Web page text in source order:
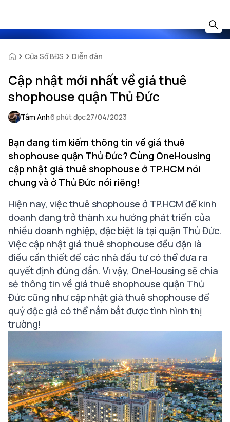
Cửa Sổ BĐS Diễn đàn
Cập nhật mới nhất về giá thuê
shophouse quận Thủ Đức
Tâm Anh6 phút đọc27/04/2023
Bạn đang tìm kiếm thông tin về giá thuê
shophouse quận Thủ Đức? Cùng OneHousing
cập nhật giá thuê shophouse ở TP.HCM nói
chung và ở Thủ Đức nói riêng!
Hiện nay, việc thuê shophouse ở TP.HCM để kinh
doanh đang trở thành xu hướng phát triển của
nhiều doanh nghiệp, đặc biệt là tại quận Thủ Đức.
Việc cập nhật giá thuê shophouse đều đặn là
điều cần thiết để các nhà đầu tư có thể đưa ra
quyết định đúng đắn. Vì vậy, OneHousing sẽ chia
sẻ thông tin về giá thuê shophouse quận Thủ
Đức cũng như cập nhật giá thuê shophouse để
quý độc giả có thể nắm bắt được tình hình thị
trường!